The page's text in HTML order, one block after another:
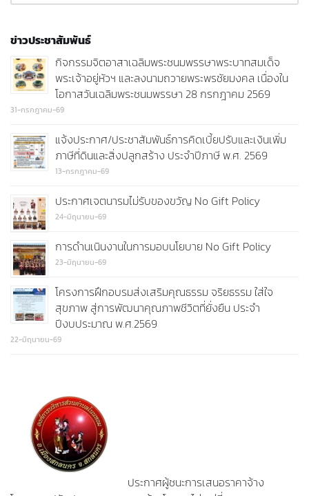
ข่าวประชาสัมพันธ์
กิจกรรมจิตอาสาเฉลิมพระชนมพรรษาพระบาทสมเด็จ
พระเจ้าอยู่หัวฯ และลงนามถวายพระพรชัยมงคล เนื่องใน
โอกาสวันเฉลิมพระชนมพรรษา 28 กรกฎาคม 2569
31-กรกฎาคม-69
แจ้งประกาศ/ประชาสัมพันธ์การคิดเบี้ยปรับและเงินเพิ่ม
ภาษีที่ดินและสิ่งปลูกสร้าง ประจำปีภาษี พ.ศ. 2569
13-กรกฎาคม-69
ประกาศเจตนารมไม่รับของขวัญ No Gift Policy
24-มิถุนายน-69
การดำนเนินงานในการมอบนโยบาย No Gift Policy
23-มิถุนายน-69
โครงการฝึกอบรมส่งเสริมคุณธรรม จริยธรรม ใส่ใจ
สุขภาพ สู่การพัฒนาคุณภาพชีวิตที่ยั่งยืน ประจำ
ปีงบประมาณ พ.ศ.2569
22-มิถุนายน-69
ประกาศผู้ชนะการเสนอราคาจ้าง